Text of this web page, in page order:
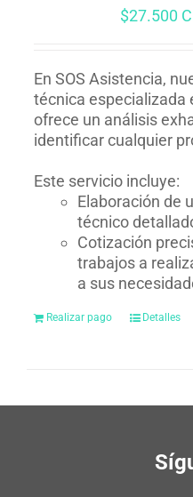
$27.500
En SOS Asistencia,
técnica especializada
ofrece un análisis
identificar cualquier
Este servicio incluye:
Elaboración de
técnico
Cotización
trabajos a
a sus
Realizar pago Detalles